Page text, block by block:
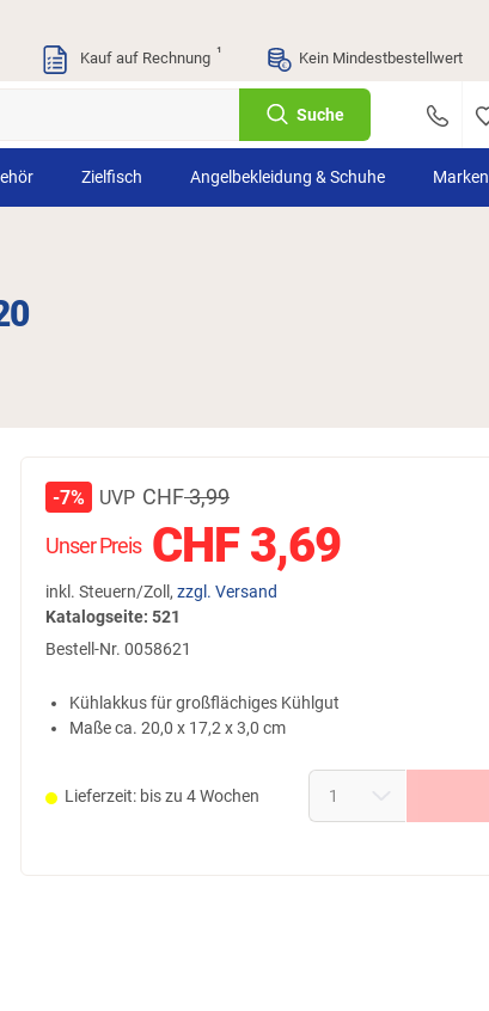
Kauf auf Rechnung ¹ Kein Mindestbestellwert
Suche
Zielfisch Angelbekleidung & Schuhe Marken
Unser Preis CHF3,69
inkl. Steuern/Zoll, zzgl. Versand
-7% UVP CHF3,99
Katalogseite: 521
Bestell-Nr. 0058621
Kühlakkus für großflächiges Kühlgut
Maße ca. 20,0 x 17,2 x 3,0 cm
Lieferzeit: bis zu 4 Wochen